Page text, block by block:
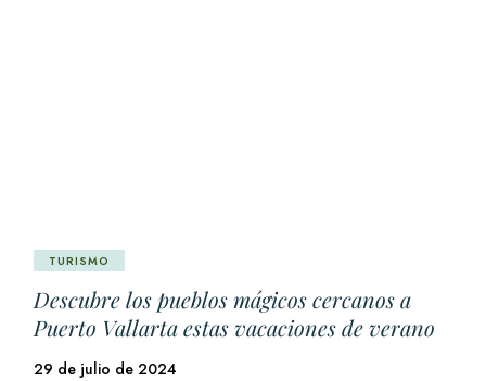
TURISMO
Descubre los pueblos mágicos cercanos a
Puerto Vallarta estas vacaciones de verano
29 de julio de 2024